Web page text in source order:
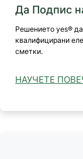
Да Подпис
Решението yes®
квалифицирани
сметки.
НАУЧЕТЕ